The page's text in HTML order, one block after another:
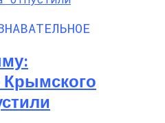
Крымского